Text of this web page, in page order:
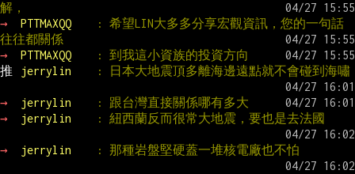
解，
→
PTTMAXQQ
: 希望LIN大多多分享宏觀資訊，您的一句話
往往都關係
→
PTTMAXQQ
: 到我這小資族的投資方向
推
jerrylin : 日本大地震頂多離海邊遠點就不會碰到海嘯
→ jerrylin
: 跟台灣直接關係哪有多大
→
jerrylin : 紐西蘭反而很常大地震，要也是去法國
→ jerrylin : 那種岩盤堅硬蓋一堆核電廠也不怕